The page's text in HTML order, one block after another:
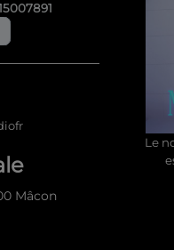
Mâcon
Le